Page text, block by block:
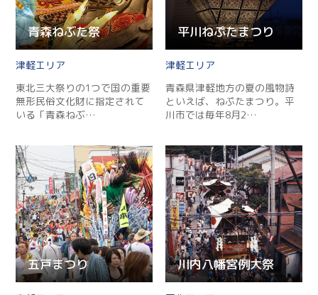
青森ねぶた祭
津軽
東北三大祭りの1つで国の重要
無形民俗文化財に指定されて
いる「青森ねぶ…
平川ねぷたまつり
津軽
青森県津軽地方の夏の風物詩
といえば、ねぷたまつり。平
川市では毎年8月2…
五戸まつり 川内八幡宮例大祭